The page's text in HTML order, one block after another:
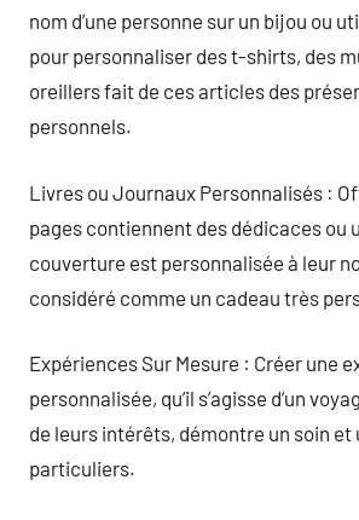
nom d’une personne sur un bijou ou
pour personnaliser des t-shirts, des
oreillers fait de ces articles des
personnels.
Livres ou Journaux Personnalisés :
pages contiennent des dédicaces ou
couverture est personnalisée à leur
considéré comme un cadeau très
Expériences Sur Mesure : Créer une
personnalisée, qu’il s’agisse d’un
de leurs intérêts, démontre un soin
particuliers.